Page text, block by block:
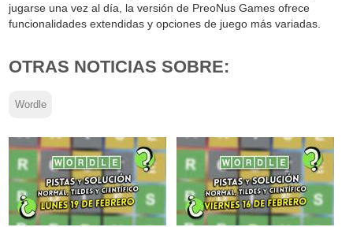
jugarse una vez al día, la versión de PreoNus Games ofrece
funcionalidades extendidas y opciones de juego más variadas.
OTRAS NOTICIAS SOBRE:
Wordle